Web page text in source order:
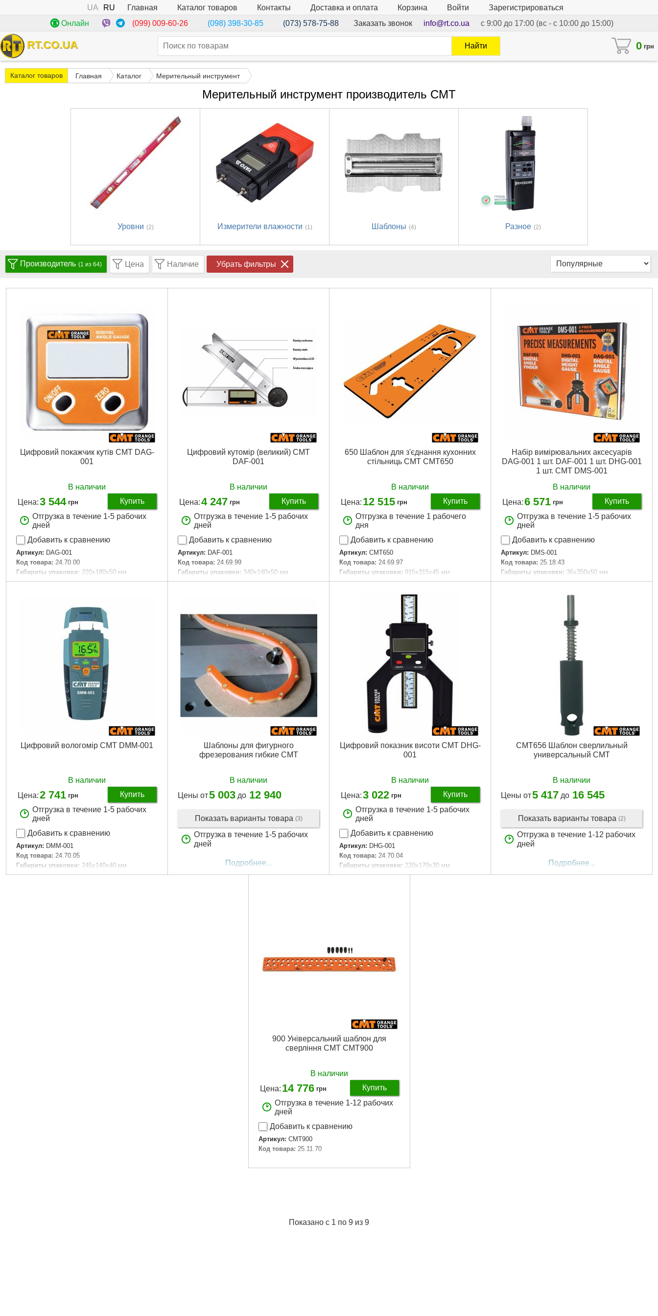
UA RU Главная Каталог товаров Контакты Доставка и оплата Корзина Войти
Зарегистрироваться
Онлайн
(099) 009-60-26 (098) 398-30-85 (073) 578-75-88 Заказать звонок info@rt.co.ua с 9:00 до 17:00 (вс - с 10:00 до 15:00)
RT.CO.UA 0 грн
Найти
Каталог товаров Главная Каталог Мерительный инструмент
Мерительный инструмент производитель CMT
Уровни (2) Измерители влажности (1) Шаблоны (4) Разное (2)
Производитель (1 из 64) Цена Наличие Убрать фильтры
Цифровий покажчик кутів CMT DAG-
001
В наличии
Цена:3 544 грн
Купить
Отгрузка в течение 1-5 рабочих
дней
Добавить к сравнению
Артикул: DAG-001
Код товара: 24.70.00
Габариты упаковки: 220x180x50 мм
Вес брутто: 158 г
Цифровий кутомір (великий) CMT
DAF-001
В наличии
Цена:4 247 грн
Купить
Отгрузка в течение 1-5 рабочих
дней
Добавить к сравнению
Артикул: DAF-001
Код товара: 24.69.99
Габариты упаковки: 340x140x50 мм
Вес брутто: 414 г
650 Шаблон для з'єднання кухонних
стільниць CMT CMT650
В наличии
Цена: 12 515 грн
Купить
Отгрузка в течение 1 рабочего
дня
Добавить к сравнению
Артикул: CMT650
Код товара: 24.69.97
Габариты упаковки: 915x315x45 мм
Вес брутто: 3,000 г
Подробнее...
Набір вимірювальних аксесуарів
DAG-001 1 шт. DAF-001 1 шт. DHG-001
1 шт. CMT DMS-001
В наличии
Цена:6 571 грн
Купить
Отгрузка в течение 1-5 рабочих
дней
Добавить к сравнению
Артикул: DMS-001
Код товара: 25.18.43
Габариты упаковки: 36x350x50 мм
Вес брутто: 1,500 г
Цифровий вологомір CMT DMM-001
В наличии
Цена:2 741 грн
Купить
Отгрузка в течение 1-5 рабочих
дней
Добавить к сравнению
Артикул: DMM-001
Код товара: 24.70.05
Габариты упаковки: 245x140x40 мм
Вес брутто: 175 г
Шаблоны для фигурного
фрезерования гибкие CMT
В наличии
Цены от5 003 до 12 940
Показать варианты товара (3)
Отгрузка в течение 1-5 рабочих
дней
Подробнее...
Цифровий показник висоти CMT DHG-
001
В наличии
Цена:3 022 грн
Купить
Отгрузка в течение 1-5 рабочих
дней
Добавить к сравнению
Артикул: DHG-001
Код товара: 24.70.04
Габариты упаковки: 220x170x30 мм
Вес брутто: 150 г
CMT656 Шаблон сверлильный
универсальный CMT
В наличии
Цены от5 417 до 16 545
Показать варианты товара (2)
Отгрузка в течение 1-12 рабочих
дней
Подробнее...
900 Універсальний шаблон для
сверління CMT CMT900
В наличии
Цена: 14 776 грн
Купить
Отгрузка в течение 1-12 рабочих
дней
Добавить к сравнению
Артикул: CMT900
Код товара: 25.11.70
Подробнее...
Показано с 1 по 9 из 9